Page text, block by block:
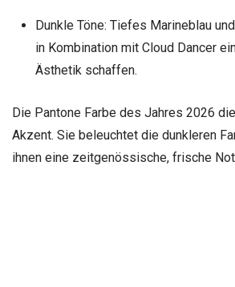
Dunkle Töne: Tiefes Marineblau
in Kombination mit Cloud Dancer
Ästhetik schaffen.
Die Pantone Farbe des Jahres 2026
Akzent. Sie beleuchtet die dunkleren
ihnen eine zeitgenössische, frische